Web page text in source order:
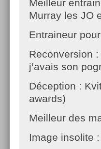
Meilleur
Murray les JO
Entraineur
Reconversion
j’avais son
Déception :
awards)
Meilleur des
Image insolite